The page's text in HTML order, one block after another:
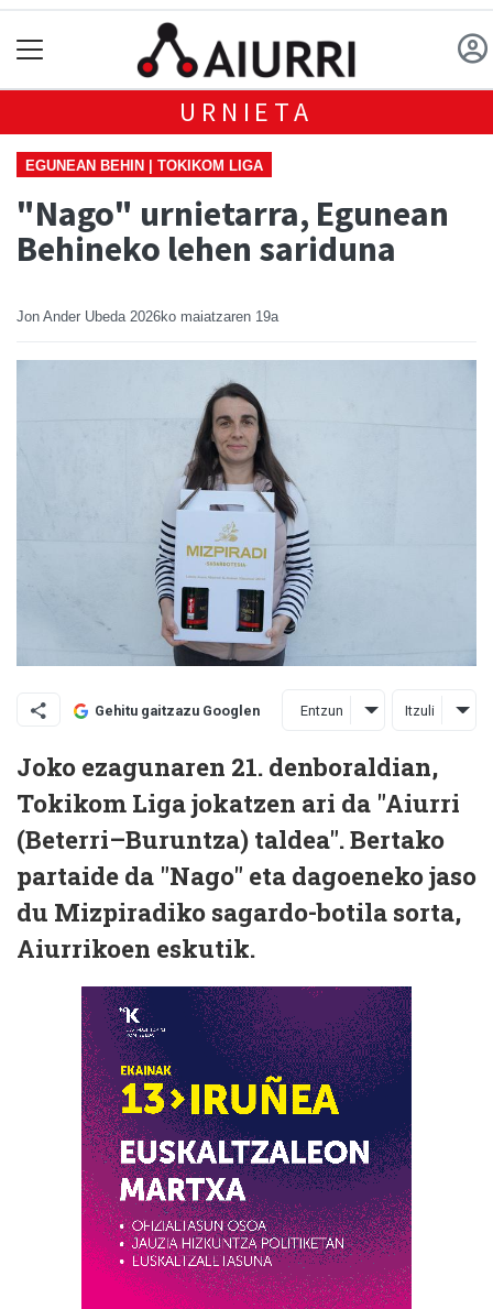
URNIETA
EGUNEAN BEHIN | TOKIKOM LIGA
"Nago" urnietarra, Egunean
Behineko lehen sariduna
Jon Ander Ubeda 2026ko maiatzaren 19a
Gehitu gaitzazu Googlen Entzun Itzuli
Joko ezagunaren 21. denboraldian,
Tokikom Liga jokatzen ari da "Aiurri
(Beterri–Buruntza) taldea". Bertako
partaide da "Nago" eta dagoeneko jaso
du Mizpiradiko sagardo-botila sorta,
Aiurrikoen eskutik.